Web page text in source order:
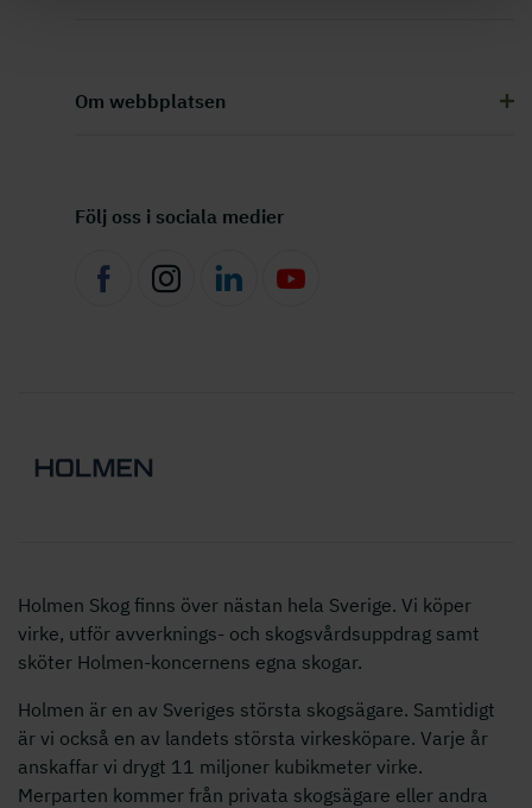
Om webbplatsen
Följ oss i sociala medier
Holmen Skog finns över nästan hela Sverige. Vi köper
virke, utför avverknings- och skogsvårdsuppdrag samt
sköter Holmen-koncernens egna skogar.
Holmen är en av Sveriges största skogsägare. Samtidigt
är vi också en av landets största virkesköpare. Varje år
anskaffar vi drygt 11 miljoner kubikmeter virke.
Merparten kommer från privata skogsägare eller andra